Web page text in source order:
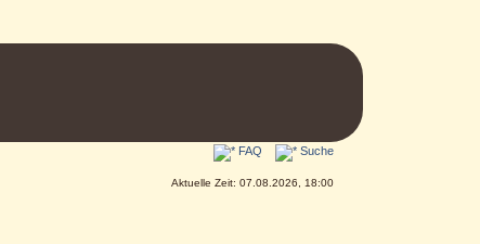
FAQ Suche
Aktuelle Zeit: 07.08.2026, 18:00